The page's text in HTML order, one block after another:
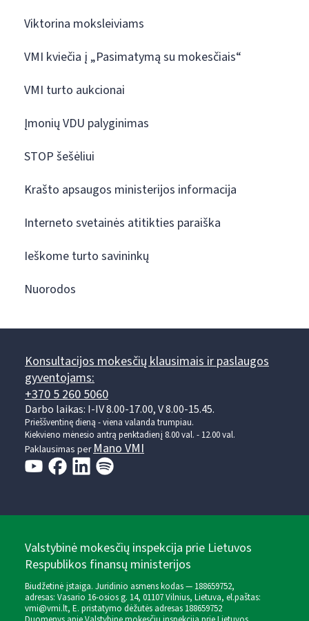
Viktorina moksleiviams
VMI kviečia į „Pasimatymą su mokesčiais“
VMI turto aukcionai
Įmonių VDU palyginimas
STOP šešėliui
Krašto apsaugos ministerijos informacija
Interneto svetainės atitikties paraiška
Ieškome turto savininkų
Nuorodos
Konsultacijos mokesčių klausimais ir paslaugos
gyventojams:
+370 5 260 5060
Darbo laikas: I-IV 8.00-17.00, V 8.00-15.45.
Prieššventinę dieną - viena valanda trumpiau.
Kiekvieno mėnesio antrą penktadienį 8.00 val. - 12.00 val.
Paklausimas perMano VMI
Valstybinė mokesčių inspekcija prie Lietuvos
Respublikos finansų ministerijos
Biudžetinė įstaiga. Juridinio asmens kodas — 188659752,
adresas: Vasario 16-osios g. 14, 01107 Vilnius, Lietuva, el.paštas:
vmi@vmi.lt, E. pristatymo dėžutės adresas 188659752